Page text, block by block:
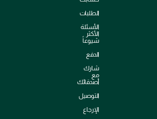
الطلبات
الأسئلة
الأكثر
شيوعاً
الدفع
شارك
مع
أصدقائك
التوصيل
الإرجاع